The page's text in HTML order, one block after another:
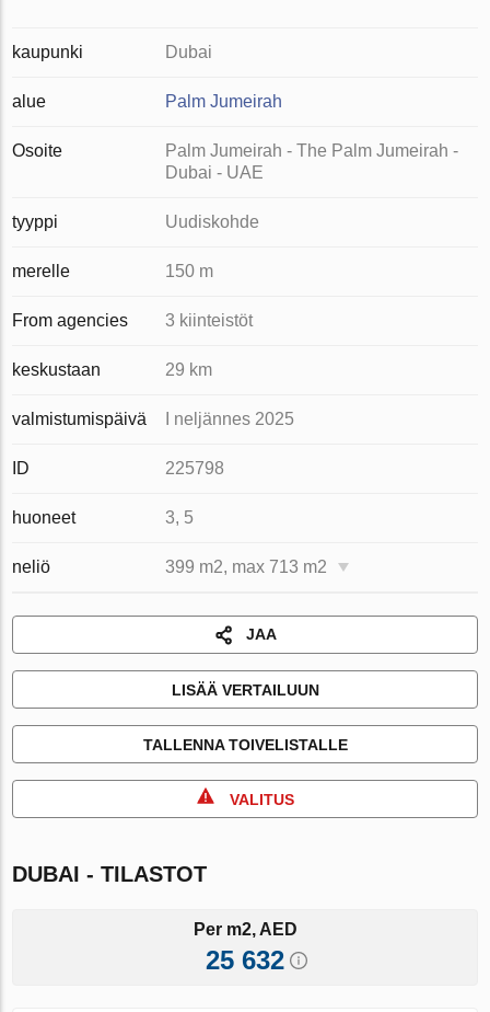
kaupunki Dubai
alue Palm Jumeirah
Osoite
Palm Jumeirah - The Palm Jumeirah -
Dubai - UAE
tyyppi Uudiskohde
merelle 150 m
From agencies 3 kiinteistöt
keskustaan 29 km
valmistumispäivä I neljännes 2025
ID 225798
huoneet 3, 5
neliö 399 m2, max 713 m2
JAA
LISÄÄ VERTAILUUN
TALLENNA TOIVELISTALLE
VALITUS
DUBAI - TILASTOT
Per m2, AED
25 632